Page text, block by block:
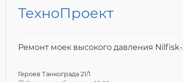
ТехноПроект
Ремонт моек высокого давления
Героев Танкограда 21/1